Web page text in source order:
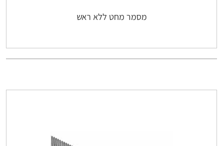
מסמר מחט ללא ראש